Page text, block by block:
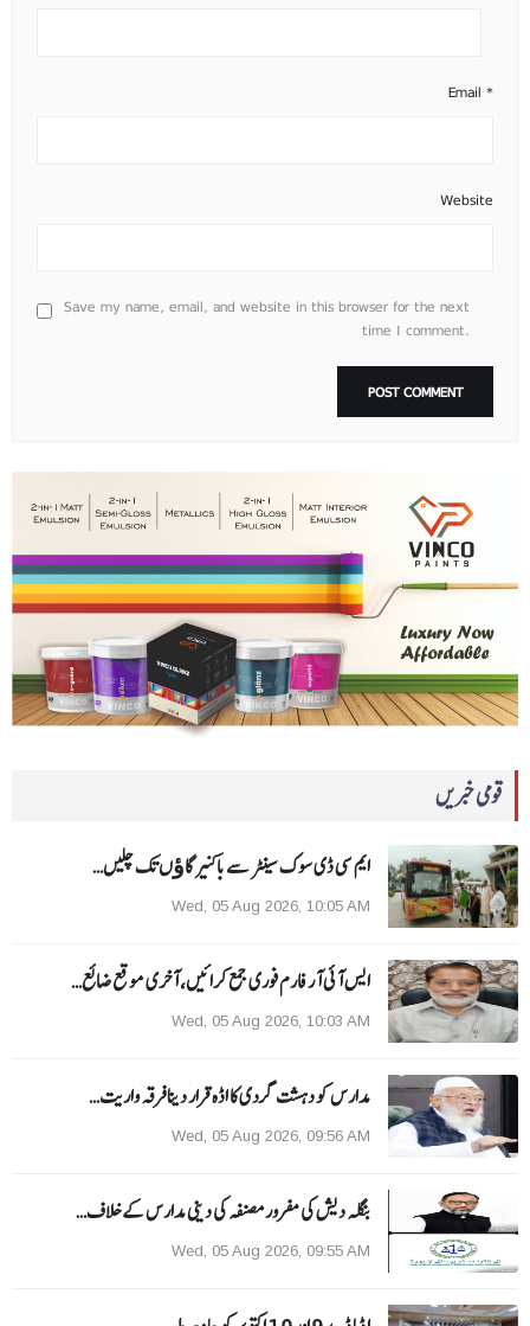
قومی خبریں
ایم سی ڈی سوک سینٹر سے باکنیر گاﺅں تک چلیں…
Wed, 05 Aug 2026, 10:05 AM
ایس آئی آر فارم فوری جمع کرائیں، آخری موقع ضائع…
Wed, 05 Aug 2026, 10:03 AM
مدارس کو دہشت گردی کا اڈہ قرار دینا فرقہ واریت…
Wed, 05 Aug 2026, 09:56 AM
بنگلہ دیش کی مفرور مصنفہ کی دینی مدارس کے خلاف…
Wed, 05 Aug 2026, 09:55 AM
Email *
Website
Save my name, email, and website in this browser for the next
time I comment.